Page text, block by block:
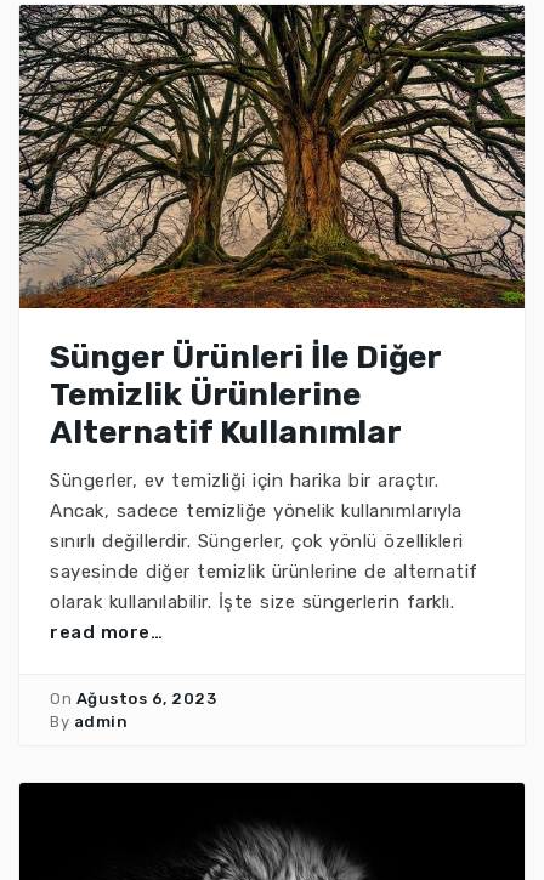
Sünger Ürünleri İle Diğer
Temizlik Ürünlerine
Alternatif Kullanımlar
Süngerler, ev temizliği için harika bir araçtır.
Ancak, sadece temizliğe yönelik kullanımlarıyla
sınırlı değillerdir. Süngerler, çok yönlü özellikleri
sayesinde diğer temizlik ürünlerine de alternatif
olarak kullanılabilir. İşte size süngerlerin farklı.
read more…
On Ağustos 6, 2023
By admin